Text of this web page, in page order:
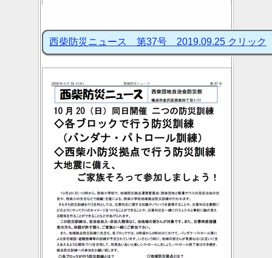
西柴防災ニュース 第37号 2019.09.25 クリック